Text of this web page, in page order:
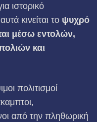
ιστορικό
κινείται το ψυχρό
μέσω εντολών,
και
πολιτισμοί
από την πληθωρική